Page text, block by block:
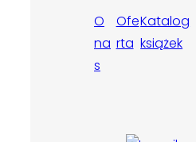
O
na
s
Ofe
rta
Katalog
książek